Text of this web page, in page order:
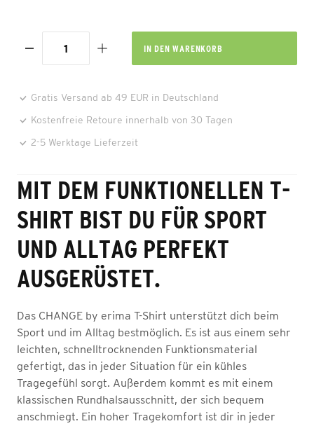
IN DEN WARENKORB
Gratis Versand ab 49 EUR in Deutschland
Kostenfreie Retoure innerhalb von 30 Tagen
2-5 Werktage Lieferzeit
MIT DEM FUNKTIONELLEN T-
SHIRT BIST DU FÜR SPORT
UND ALLTAG PERFEKT
AUSGERÜSTET.
Das CHANGE by erima T-Shirt unterstützt dich beim
Sport und im Alltag bestmöglich. Es ist aus einem sehr
leichten, schnelltrocknenden Funktionsmaterial
gefertigt, das in jeder Situation für ein kühles
Tragegefühl sorgt. Außerdem kommt es mit einem
klassischen Rundhalsausschnitt, der sich bequem
anschmiegt. Ein hoher Tragekomfort ist dir in jeder